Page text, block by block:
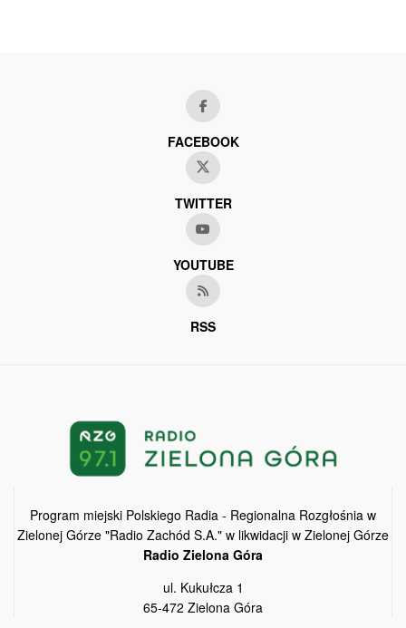
FACEBOOK
TWITTER
YOUTUBE
RSS
Program miejski Polskiego Radia - Regionalna Rozgłośnia w
Zielonej Górze "Radio Zachód S.A." w likwidacji w Zielonej Górze
Radio Zielona Góra
ul. Kukułcza 1
65-472 Zielona Góra